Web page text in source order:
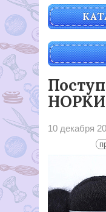
НОРКИ
10 декабря